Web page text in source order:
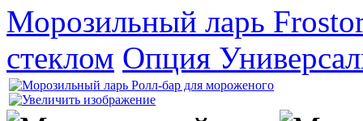
Морозильный ларь
стеклом Опция